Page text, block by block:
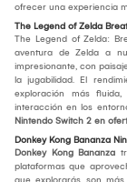
ofrecer una experiencia
The Legend of Zelda
The Legend of Zelda:
aventura de Zelda a
impresionante, con
la jugabilidad. El
exploración más
interacción en los
Nintendo Switch 2 en
Donkey Kong Bananza
Donkey Kong Bananza
plataformas que